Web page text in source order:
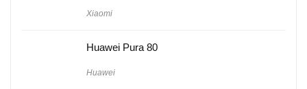
Xiaomi
Huawei Pura 80
Huawei